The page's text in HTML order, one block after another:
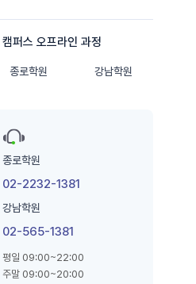
캠퍼스 오프라인 과정
종로학원 강남학원
종로학원
02-2232-1381
강남학원
02-565-1381
평일 09:00~22:00
주말 09:00~20:00